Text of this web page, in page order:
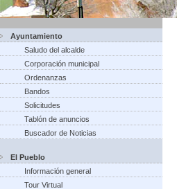
Ayuntamiento
Saludo del alcalde
Corporación municipal
Ordenanzas
Bandos
Solicitudes
Tablón de anuncios
Buscador de Noticias
El Pueblo
Información general
Tour Virtual